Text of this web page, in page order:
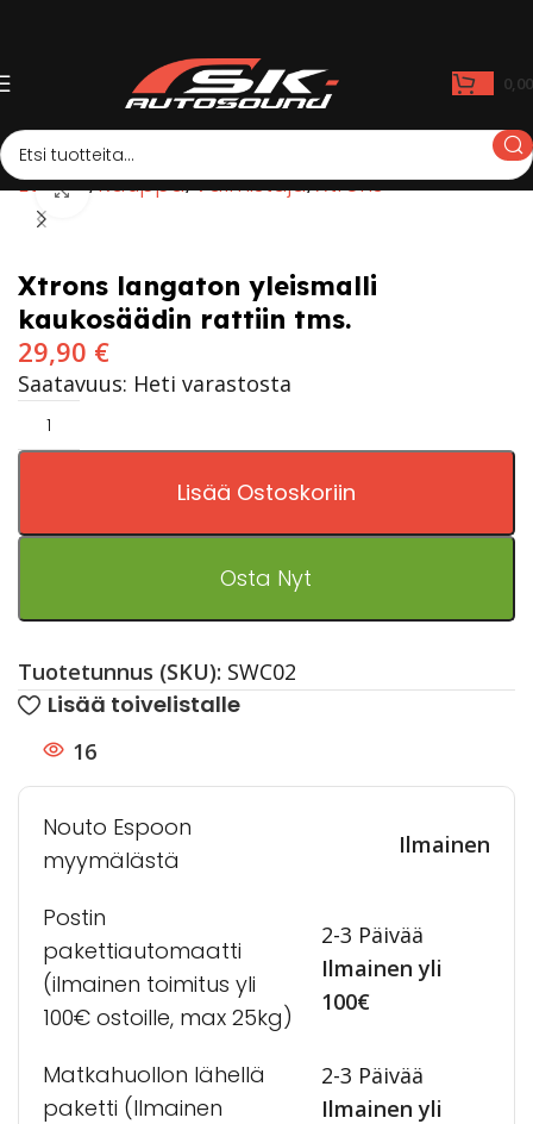
Etusivu Kauppa Valmistaja Xtrons
Click to enlarge
Xtrons langaton yleismalli
kaukosäädin rattiin tms.
29,90 €
Saatavuus: Heti varastosta
Lisää Ostoskoriin
Osta Nyt
Tuotetunnus (SKU): SWC02
Lisää toivelistalle
16
Nouto Espoon
myymälästä
Ilmainen
Postin
pakettiautomaatti
(ilmainen toimitus yli
100€ ostoille, max 25kg)
2-3 Päivää
Ilmainen yli
100€
Matkahuollon lähellä
paketti (Ilmainen
2-3 Päivää
Ilmainen yli